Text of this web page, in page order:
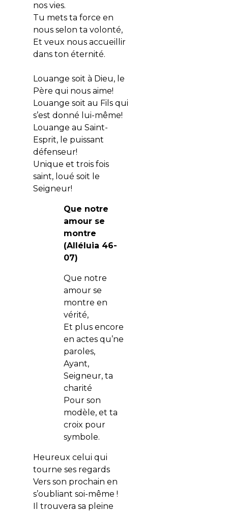
nos vies.
Tu mets ta force en
nous selon ta volonté,
Et veux nous accueillir
dans ton éternité.
Louange soit à Dieu, le
Père qui nous aime!
Louange soit au Fils qui
s’est donné lui-même!
Louange au Saint-
Esprit, le puissant
défenseur!
Unique et trois fois
saint, loué soit le
Seigneur!
Que notre
amour se
montre
(Alléluia 46-
07)
Que notre
amour se
montre en
vérité,
Et plus encore
en actes qu’ne
paroles,
Ayant,
Seigneur, ta
charité
Pour son
modèle, et ta
croix pour
symbole.
Heureux celui qui
tourne ses regards
Vers son prochain en
s’oubliant soi-même !
Il trouvera sa pleine